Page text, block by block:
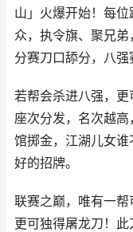
山」火爆开始！每
众，执令旗、聚兄
分赛刀口舔分，八强
若帮会杀进八强，
座次分发，名次越
馆掷金，江湖儿女谁
好的招牌。
联赛之巅，唯有一帮
更可独得屠龙刀！